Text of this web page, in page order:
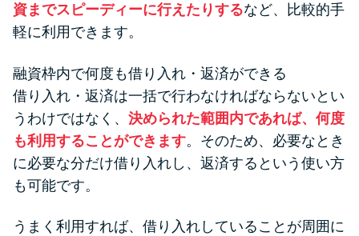
資までスピーディーに行えたりするなど、比較的手
軽に利用できます。
融資枠内で何度も借り入れ・返済ができる
借り入れ・返済は一括で行わなければならないとい
うわけではなく、 決められた範囲内であれば、何度
も利用することができます。そのため、必要なとき
に必要な分だけ借り入れし、返済するという使い方
も可能です。
うまく利用すれば、借り入れしていることが周囲に